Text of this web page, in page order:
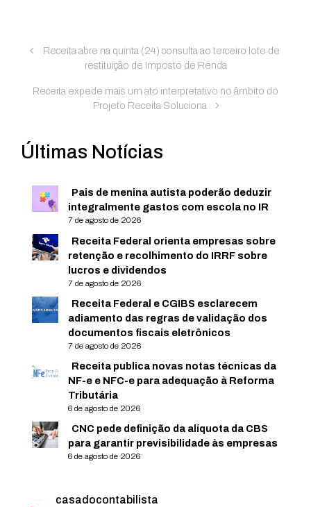
Receita abre na quinta (24) consulta ao terceiro lote de
restituição de Imposto de Renda
Receita expede mais um ato interpretativo no âmbito do
Projeto Receita Soluciona
Últimas Notícias
Pais de menina autista poderão deduzir
integralmente gastos com escola no IR
7 de agosto de 2026
Receita Federal orienta empresas sobre
retenção e recolhimento do IRRF sobre
lucros e dividendos
7 de agosto de 2026
Receita Federal e CGIBS esclarecem
adiamento das regras de validação dos
documentos fiscais eletrônicos
7 de agosto de 2026
Receita publica novas notas técnicas da
NF-e e NFC-e para adequação à Reforma
Tributária
6 de agosto de 2026
CNC pede definição da alíquota da CBS
para garantir previsibilidade às empresas
6 de agosto de 2026
casadocontabilista